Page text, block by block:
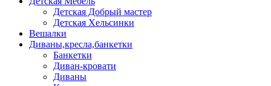
Детская Добрый мастер
Детская Хельсинки
Вешалки
Диваны,кресла,банкетки
Банкетки
Диван-кровати
Диваны